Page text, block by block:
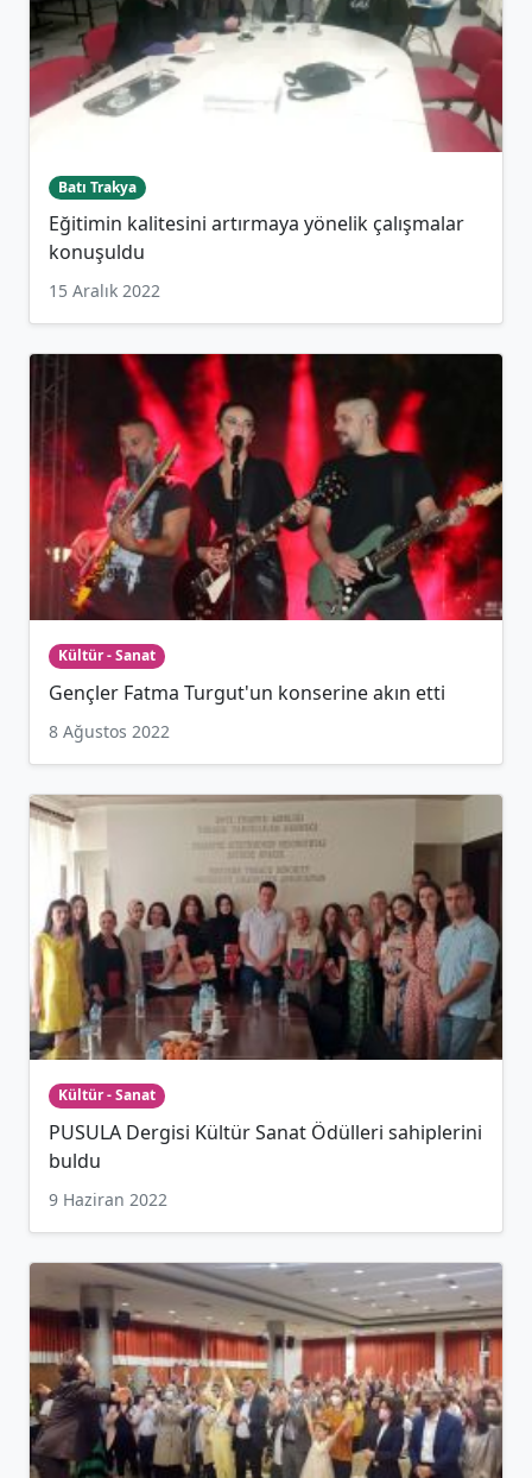
Batı Trakya
Eğitimin kalitesini artırmaya yönelik çalışmalar
konuşuldu
15 Aralık 2022
Kültür - Sanat
Gençler Fatma Turgut'un konserine akın etti
8 Ağustos 2022
Kültür - Sanat
PUSULA Dergisi Kültür Sanat Ödülleri sahiplerini
buldu
9 Haziran 2022